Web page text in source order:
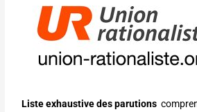
Liste exhaustive des parutions